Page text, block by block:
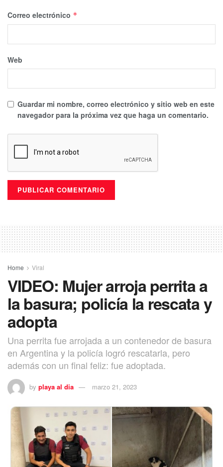
Correo electrónico *
Web
Guardar mi nombre, correo electrónico y sitio web en este
navegador para la próxima vez que haga un comentario.
Home Viral
VIDEO: Mujer arroja perrita a
la basura; policía la rescata y
adopta
Una perrita fue arrojada a un contenedor de basura
en Argentina y la policía logró rescatarla, pero
además con un final feliz: fue adoptada.
by playa al dia marzo 21, 2023